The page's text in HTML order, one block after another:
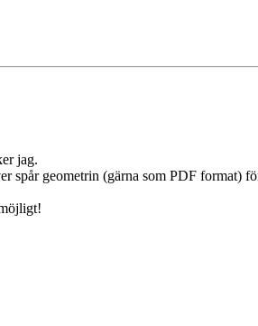
jag.
spår geometrin (gärna som PDF format)